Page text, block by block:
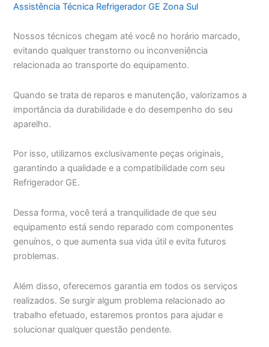
Assistência Técnica Refrigerador GE Zona Sul
Nossos técnicos chegam até você no horário marcado,
evitando qualquer transtorno ou inconveniência
relacionada ao transporte do equipamento.
Quando se trata de reparos e manutenção, valorizamos a
importância da durabilidade e do desempenho do seu
aparelho.
Por isso, utilizamos exclusivamente peças originais,
garantindo a qualidade e a compatibilidade com seu
Refrigerador GE.
Dessa forma, você terá a tranquilidade de que seu
equipamento está sendo reparado com componentes
genuínos, o que aumenta sua vida útil e evita futuros
problemas.
Além disso, oferecemos garantia em todos os serviços
realizados. Se surgir algum problema relacionado ao
trabalho efetuado, estaremos prontos para ajudar e
solucionar qualquer questão pendente.